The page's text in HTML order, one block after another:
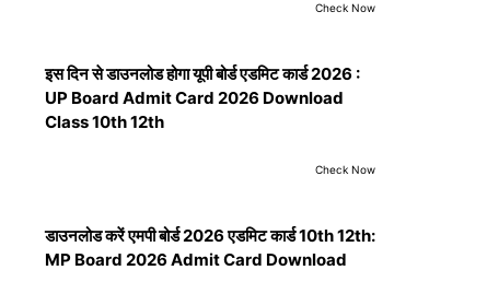
Check Now
इस दिन से डाउनलोड होगा यूपी बोर्ड एडमिट कार्ड 2026 :
UP Board Admit Card 2026 Download
Class 10th 12th
Check Now
डाउनलोड करें एमपी बोर्ड 2026 एडमिट कार्ड 10th 12th:
MP Board 2026 Admit Card Download